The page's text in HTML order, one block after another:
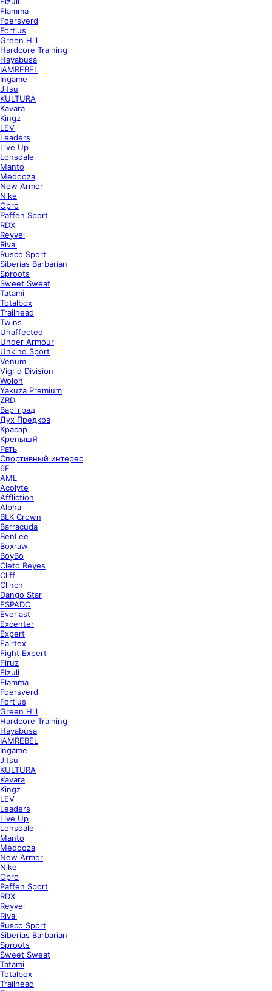
Flamma
Foersverd
Fortius
Green Hill
Hardcore Training
Hayabusa
IAMREBEL
Ingame
Jitsu
KULTURA
Kavara
Kingz
LEV
Leaders
Live Up
Lonsdale
Manto
Medooza
New Armor
Nike
Opro
Paffen Sport
RDX
Reyvel
Rival
Rusco Sport
Siberias Barbarian
Sproots
Sweet Sweat
Tatami
Totalbox
Trailhead
Twins
Unaffected
Under Armour
Unkind Sport
Venum
Vigrid Division
Wolon
Yakuza Premium
ZRD
Варгград
Дух Предков
Красар
КрепышЯ
Рать
Спортивный интерес
6F
AML
Acolyte
Affliction
Alpha
BLK Crown
Barracuda
BenLee
Boxraw
BoyBo
Cleto Reyes
Cliff
Clinch
Dango Star
ESPADO
Everlast
Excenter
Expert
Fairtex
Fight Expert
Firuz
Fizuli
Flamma
Foersverd
Fortius
Green Hill
Hardcore Training
Hayabusa
IAMREBEL
Ingame
Jitsu
KULTURA
Kavara
Kingz
LEV
Leaders
Live Up
Lonsdale
Manto
Medooza
New Armor
Nike
Opro
Paffen Sport
RDX
Reyvel
Rival
Rusco Sport
Siberias Barbarian
Sproots
Sweet Sweat
Tatami
Totalbox
Trailhead